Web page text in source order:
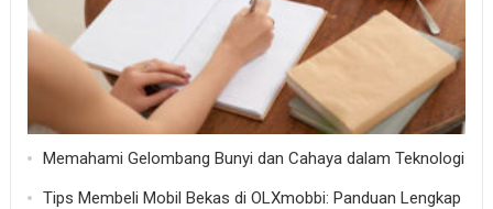
Memahami Gelombang Bunyi dan Cahaya dalam Teknologi
Tips Membeli Mobil Bekas di OLXmobbi: Panduan Lengkap